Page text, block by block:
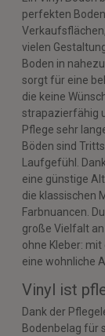
perfekten
vielen
Boden in
sorgt für eine
die keine
strapazierfähig
Pflege sehr
Böden sind
Laufgefühl.
eine günstige
die klassischen
Farbnuancen.
große Vielfalt
ohne Kleber:
eine wohnliche
Vinyl ist
Dank der
Bodenbelag für